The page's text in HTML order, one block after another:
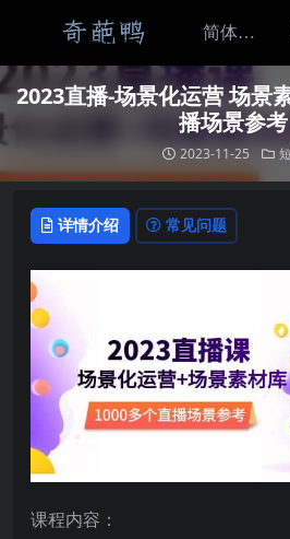
2023直播-场景化运营 场景
播场景参
2023-11-25
详情介绍 常见问题
课程内容：